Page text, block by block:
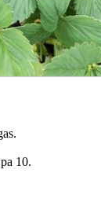
10.